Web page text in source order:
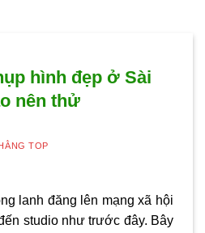
hình đẹp ở Sài
nên thử
HẰNG TOP
lanh đăng lên mạng xã hội
studio như trước đây. Bây